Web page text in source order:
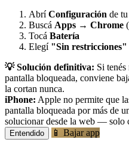
AbríConfiguración de
Buscá Apps → Chrome
Tocá Batería
Elegí "Sin restricciones"
💡 Solución definitiva: Si
pantalla bloqueada, conviene
la cortan nunca.
iPhone: Apple no permite que
pantalla bloqueada por más de
solucionar desde la web — solo
Entendido 📱 Bajar app